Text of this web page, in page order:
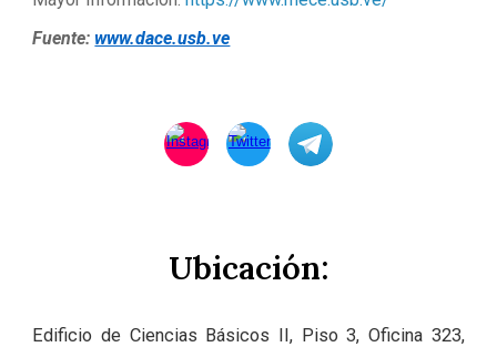
Fuente: www.dace.usb.ve
Ubicación:
Edificio de Ciencias Básicos II, Piso 3, Oficina 323,